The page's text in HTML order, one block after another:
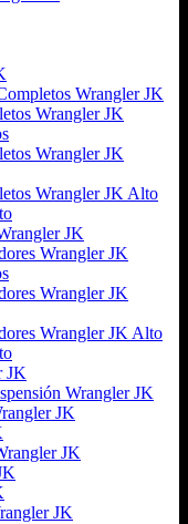
Wrangler JK
Wrangler JK
Wrangler JK
Wrangler JK Alto
JK
Wrangler JK
Wrangler JK
Wrangler JK Alto
JK
Wrangler JK
JK
JK
JK